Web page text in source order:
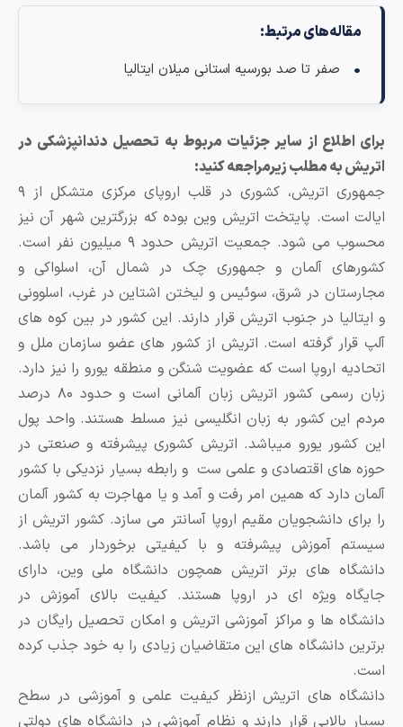
مقاله‌های مرتبط:
صفر تا صد بورسیه استانی میلان ایتالیا
اطلاع از سایر جزئیات مربوط به تحصیل دندانپزشکی در
به مطلب زیرمراجعه کنید:
است. پایتخت اتریش وین بوده که بزرگترین شهر آن نیز
محسوب می شود. جمعیت اتریش حدود ۹ میلیون نفر است.
آلمان و جمهوری چک در شمال آن، اسلواکی و
در شرق، سوئیس و لیختن اشتاین در غرب، اسلوونی
ایتالیا در جنوب اتریش قرار دارند. این کشور در بین کوه های
قرار گرفته است. اتریش از کشور های عضو سازمان ملل و
اروپا است که عضویت شنگن و منطقه یورو را نیز دارد.
زبان رسمی کشور اتریش زبان آلمانی است و حدود ۸۰ درصد
این کشور به زبان انگلیسی نیز مسلط هستند. واحد پول
کشور یورو میباشد. اتریش کشوری پیشرفته و صنعتی در
های اقتصادی و علمی ست و رابطه بسیار نزدیکی با کشور
دارد که همین امر رفت و آمد و یا مهاجرت به کشور آلمان
برای دانشجویان مقیم اروپا آسانتر می سازد. کشور اتریش از
آموزش پیشرفته و با کیفیتی برخوردار می باشد.
های برتر اتریش همچون دانشگاه ملی وین، دارای
ویژه ای در اروپا هستند. کیفیت بالای آموزش در
ها و مراکز آموزشی اتریش و امکان تحصیل رایگان در
دانشگاه های این متقاضیان زیادی را به خود جذب کرده
های اتریش ازنظر کیفیت علمی و آموزشی در سطح
بالایی قرار دارند و نظام آموزشی در دانشگاه ‌های دولتی